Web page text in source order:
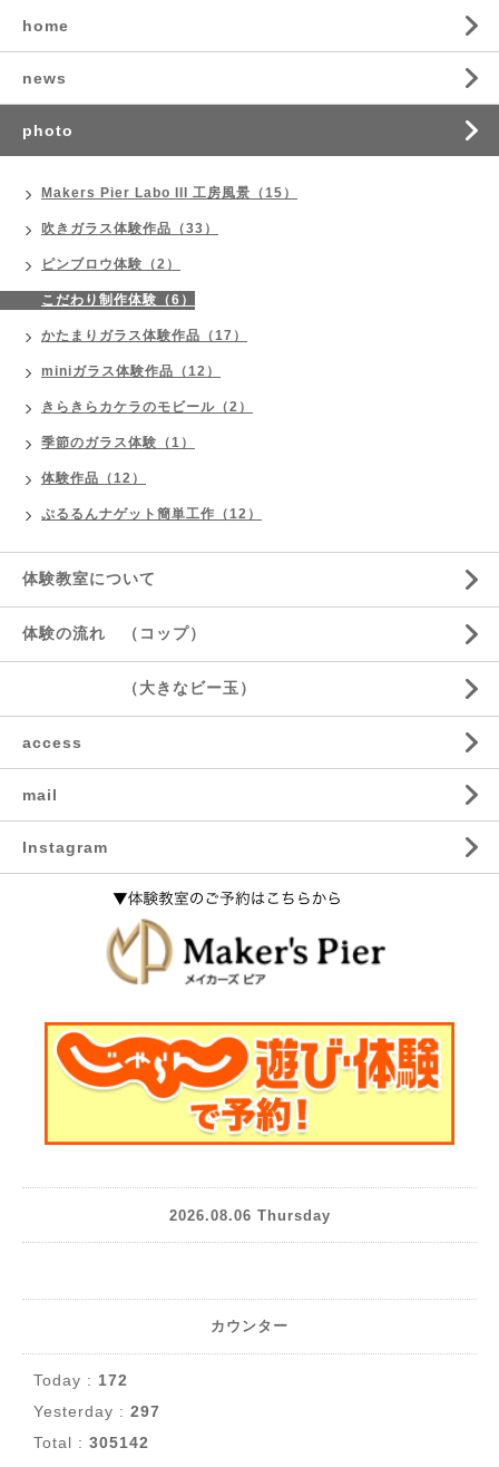
home
news
photo
Makers Pier Labo III 工房風景（15）
吹きガラス体験作品（33）
ピンブロウ体験（2）
こだわり制作体験（6）
かたまりガラス体験作品（17）
miniガラス体験作品（12）
きらきらカケラのモビール（2）
季節のガラス体験（1）
体験作品（12）
ぷるるんナゲット簡単工作（12）
体験教室について
体験の流れ （コップ）
（大きなビー玉）
access
mail
Instagram
2026.08.06 Thursday
カウンター
Today : 172
Yesterday : 297
Total : 305142